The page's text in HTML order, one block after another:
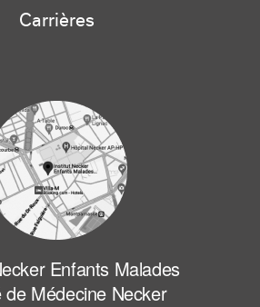
Carrières
Enfants Malades
de Médecine Necker